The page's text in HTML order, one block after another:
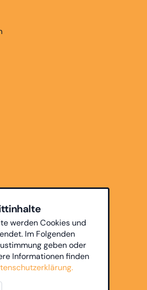
werden Cookies und
Im Folgenden
geben oder
Informationen finden